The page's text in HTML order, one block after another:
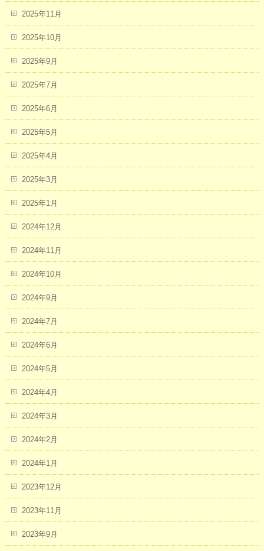
2025年11月
2025年10月
2025年9月
2025年7月
2025年6月
2025年5月
2025年4月
2025年3月
2025年1月
2024年12月
2024年11月
2024年10月
2024年9月
2024年7月
2024年6月
2024年5月
2024年4月
2024年3月
2024年2月
2024年1月
2023年12月
2023年11月
2023年9月